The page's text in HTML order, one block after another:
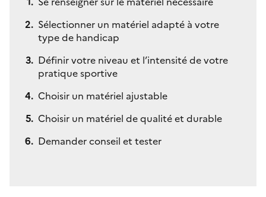
Sélectionner un matériel adapté à votre
type de handicap
Définir votre niveau et l’intensité de votre
pratique sportive
Choisir un matériel ajustable
Choisir un matériel de qualité et durable
Demander conseil et tester